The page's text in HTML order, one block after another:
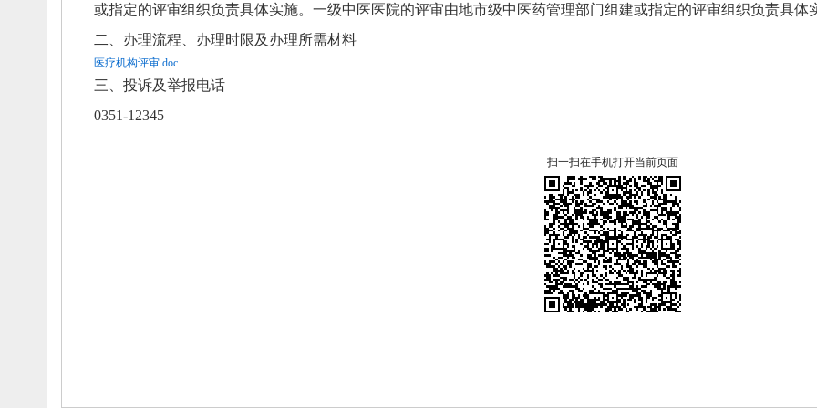
或指定的评审组织负责具体实施。 一级中医医院的评审由地市级中医药管理部门组建或指定的评审组织负责具体
二、 办理流程、 办理时限及办理所需材料
医疗机构评审.doc
三、 投诉及举报电话
0351-12345
扫一扫在手机打开当前页面